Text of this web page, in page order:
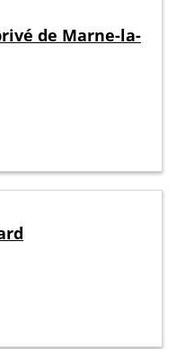
de Marne-la-